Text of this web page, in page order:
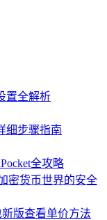
置全解析
细步骤指南
全攻略
密货币世界的安全
版查看单价方法